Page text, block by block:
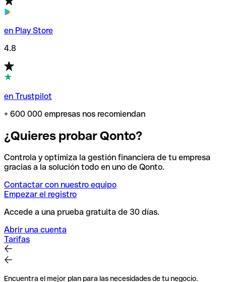
en Play Store
4.8
en Trustpilot
+ 600 000 empresas nos recomiendan
¿Quieres probar Qonto?
Controla y optimiza la gestión financiera de tu empresa
gracias a la solución todo en uno de Qonto.
Contactar con nuestro equipo
Empezar el registro
Accede a una prueba gratuita de 30 días.
Abrir una cuenta
Tarifas
Encuentra el mejor plan para las necesidades de tu negocio.